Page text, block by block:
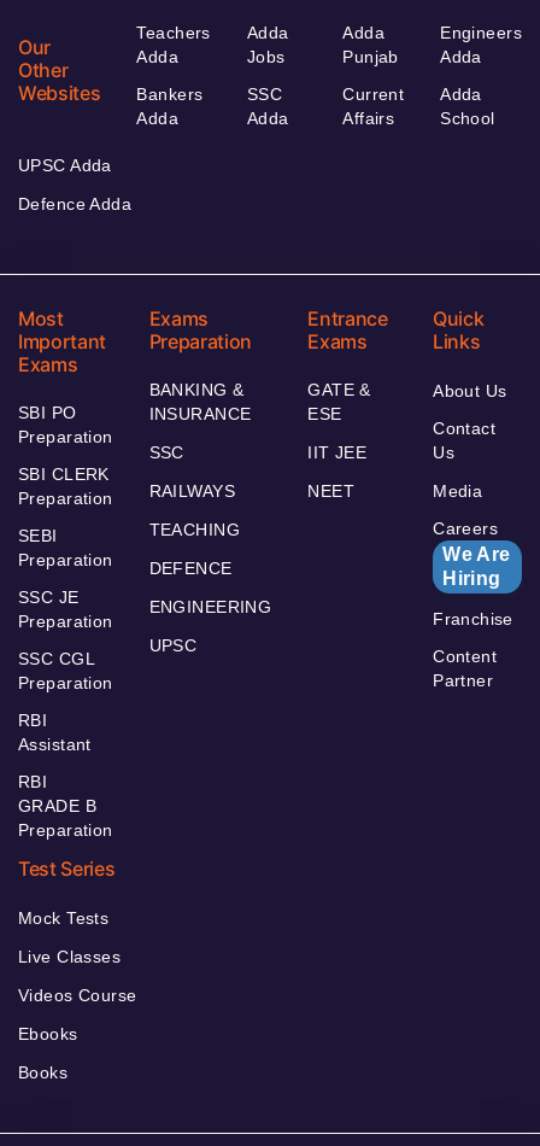
Our
Other
Websites
Teachers
Adda
Bankers
Adda
Adda
Jobs
SSC
Adda
Adda
Punjab
Current
Affairs
Engineers
Adda
Adda
School
UPSC Adda
Defence Adda
Most
Important
Exams
SBI PO
Preparation
SBI CLERK
Preparation
SEBI
Preparation
SSC JE
Preparation
SSC CGL
Preparation
RBI
Assistant
RBI
GRADE B
Preparation
Exams
Preparation
BANKING &
INSURANCE
SSC
RAILWAYS
TEACHING
DEFENCE
ENGINEERING
UPSC
Entrance
Exams
GATE &
ESE
IIT JEE
NEET
Quick
Links
About Us
Contact
Us
Media
Careers
We Are
Hiring
Franchise
Content
Partner
Test Series
Mock Tests
Live Classes
Videos Course
Ebooks
Books